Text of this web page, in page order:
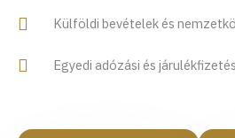
Külföldi bevételek és
Egyedi adózási és